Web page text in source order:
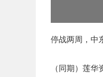
停战两周，中
（同期）莲